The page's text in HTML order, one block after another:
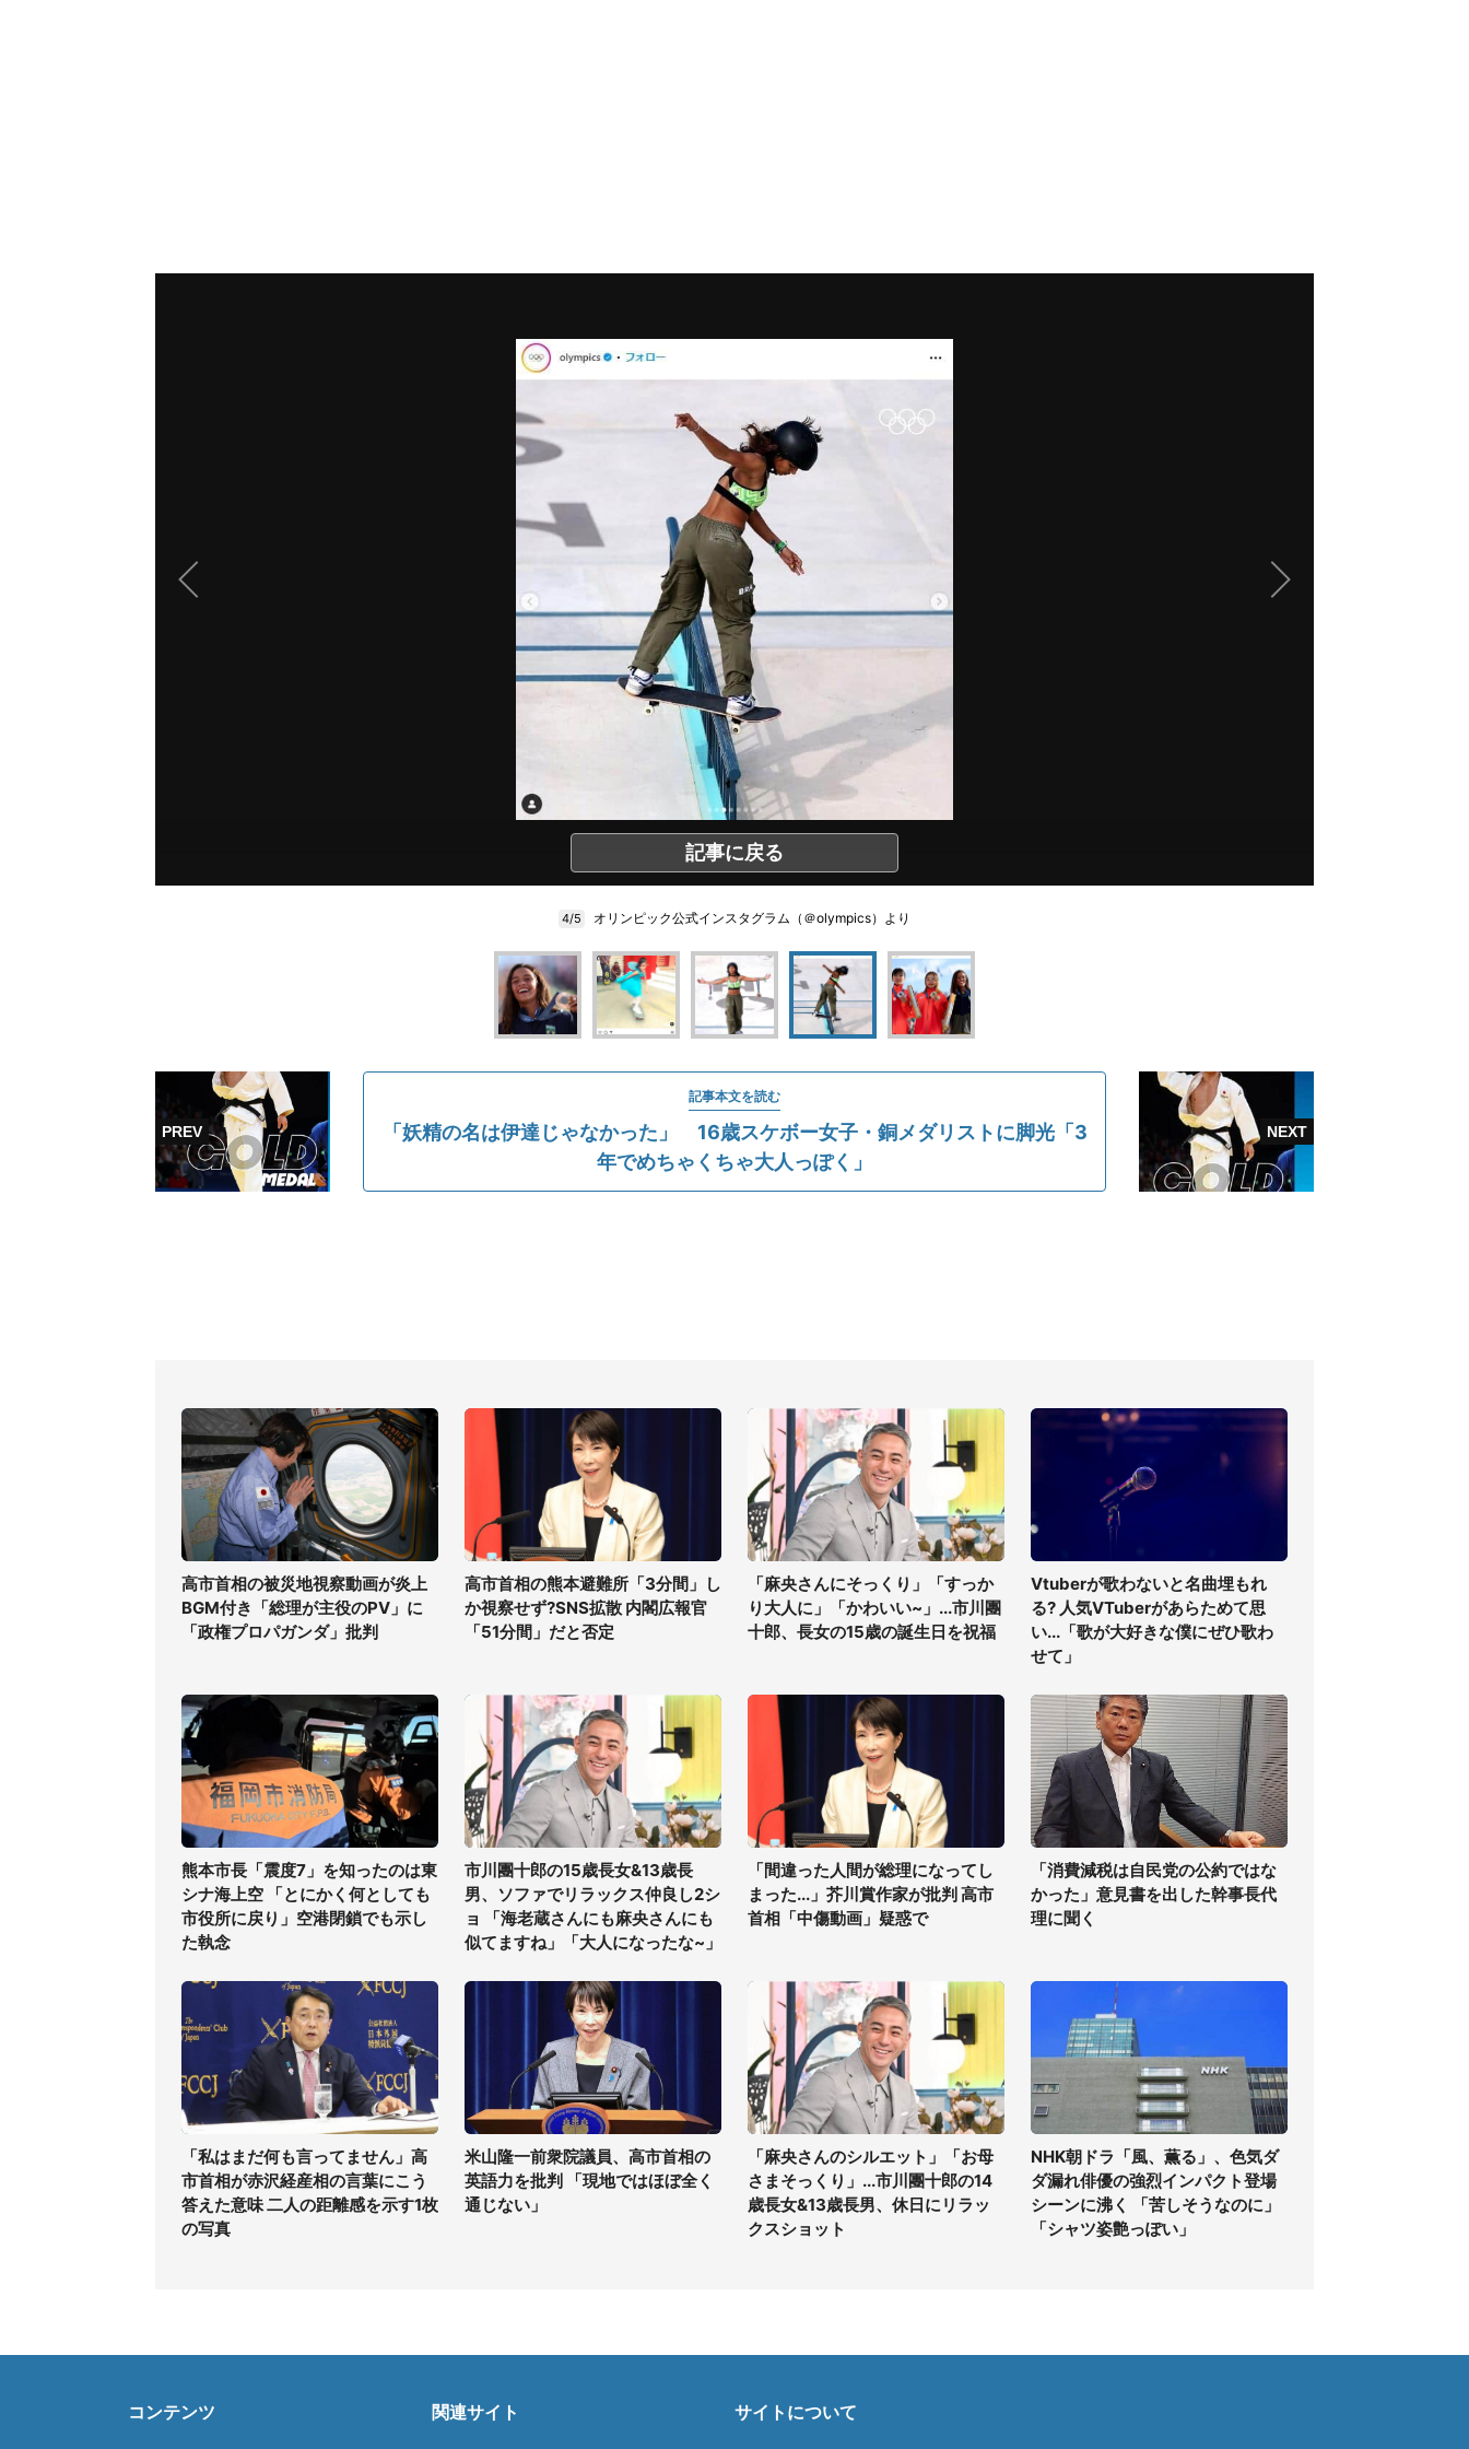
記事に戻る
4/5 オリンピック公式インスタグラム（＠olympics）より
記事本文を読む
「妖精の名は伊達じゃなかった」 16歳スケボー女子・銅メダリストに脚光「3
年でめちゃくちゃ大人っぽく」
高市首相の被災地視察動画が炎上
BGM付き「総理が主役のPV」に
「政権プロパガンダ」批判
高市首相の熊本避難所「3分間」し
か視察せず?SNS拡散 内閣広報官
「51分間」だと否定
「麻央さんにそっくり」「すっか
り大人に」「かわいい~」...市川團
十郎、長女の15歳の誕生日を祝福
Vtuberが歌わないと名曲埋もれ
る? 人気VTuberがあらためて思
い...「歌が大好きな僕にぜひ歌わ
せて」
熊本市長「震度7」を知ったのは東
シナ海上空 「とにかく何としても
市役所に戻り」空港閉鎖でも示し
た執念
市川團十郎の15歳長女&13歳長
男、ソファでリラックス仲良し2シ
ョ 「海老蔵さんにも麻央さんにも
似てますね」「大人になったな~」
「間違った人間が総理になってし
まった...」芥川賞作家が批判 高市
首相「中傷動画」疑惑で
「消費減税は自民党の公約ではな
かった」意見書を出した幹事長代
理に聞く
「私はまだ何も言ってません」高
市首相が赤沢経産相の言葉にこう
答えた意味 二人の距離感を示す1枚
の写真
米山隆一前衆院議員、高市首相の
英語力を批判 「現地ではほぼ全く
通じない」
「麻央さんのシルエット」「お母
さまそっくり」...市川團十郎の14
歳長女&13歳長男、休日にリラッ
クスショット
NHK朝ドラ「風、薫る」、色気ダ
ダ漏れ俳優の強烈インパクト登場
シーンに沸く 「苦しそうなのに」
「シャツ姿艶っぽい」
コンテンツ 関連サイト サイトについて